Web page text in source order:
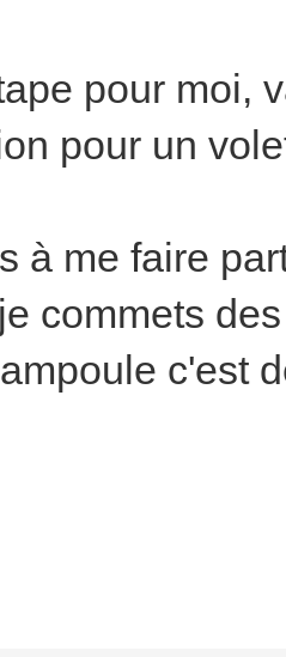
pour moi,
pour un
à me faire
commets
c'est